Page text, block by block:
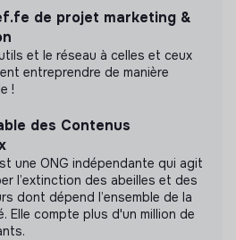
les objectifs sociaux et
de projet marketing &
et le réseau à celles et ceux
entreprendre de manière
!
des Contenus
une ONG indépendante qui agit
l’extinction des abeilles et des
dont dépend l’ensemble de la
Elle compte plus d'un million de